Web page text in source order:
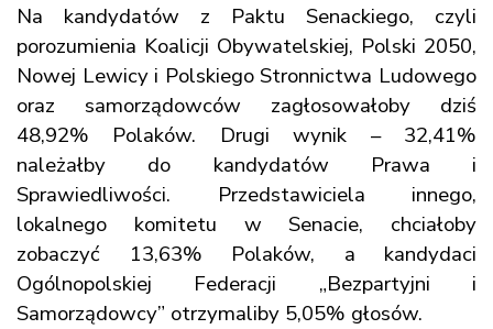
Na kandydatów z Paktu Senackiego, czyli
porozumienia Koalicji Obywatelskiej, Polski 2050,
Nowej Lewicy i Polskiego Stronnictwa Ludowego
oraz samorządowców zagłosowałoby dziś
48,92% Polaków. Drugi wynik – 32,41%
należałby do kandydatów Prawa i
Sprawiedliwości. Przedstawiciela innego,
lokalnego komitetu w Senacie, chciałoby
zobaczyć 13,63% Polaków, a kandydaci
Ogólnopolskiej Federacji „Bezpartyjni i
Samorządowcy” otrzymaliby 5,05% głosów.